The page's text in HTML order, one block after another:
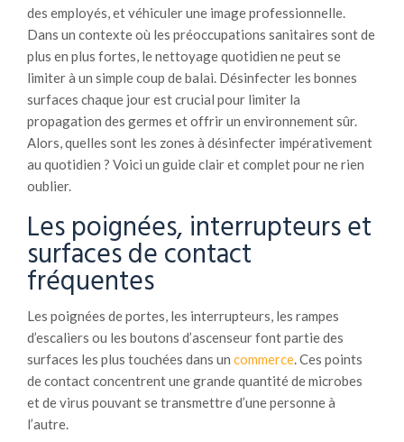
des employés, et véhiculer une image professionnelle.
Dans un contexte où les préoccupations sanitaires sont de
plus en plus fortes, le nettoyage quotidien ne peut se
limiter à un simple coup de balai. Désinfecter les bonnes
surfaces chaque jour est crucial pour limiter la
propagation des germes et offrir un environnement sûr.
Alors, quelles sont les zones à désinfecter impérativement
au quotidien ? Voici un guide clair et complet pour ne rien
oublier.
Les poignées, interrupteurs et
surfaces de contact
fréquentes
Les poignées de portes, les interrupteurs, les rampes
d’escaliers ou les boutons d’ascenseur font partie des
surfaces les plus touchées dans un commerce. Ces points
de contact concentrent une grande quantité de microbes
et de virus pouvant se transmettre d’une personne à
l’autre.